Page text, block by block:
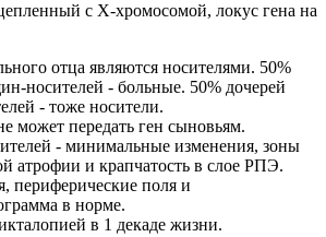
с Х-хромосомой, локус гена на
отца являются носителями. 50%
носителей - больные. 50% дочерей
- тоже носители.
может передать ген сыновьям.
- минимальные изменения, зоны
атрофии и крапчатость в слое РПЭ.
периферические поля и
в норме.
в 1 декаде жизни.